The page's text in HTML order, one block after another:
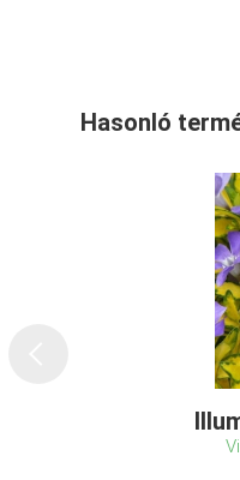
Hasonló